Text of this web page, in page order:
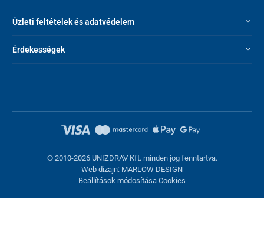
Üzleti feltételek és adatvédelem
Érdekességek
© 2010-2026 UNIZDRAV Kft. minden jog fenntartva.
Web dizajn: MARLOW DESIGN
Beállítások módosítása Cookies